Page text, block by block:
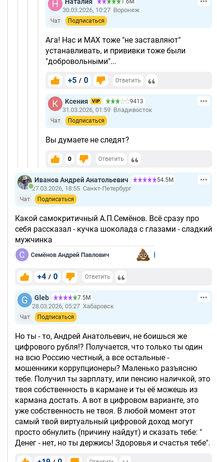
30.03.2026, 10:27 Воронеж
Чат Подписаться
Ага! Нас и МАХ тоже "не заставляют"
устанавливать, и прививки тоже были
"добровольными"...
+5 / 0 Ответить
Ксения VIP 9413
31.03.2026, 01:59 Владивосток
Чат Подписаться
Вы думаете не следят?
0 Ответить
Иванов Андрей Анатольевич 54.5М
27.03.2026, 18:55 Санкт-Петербург
Чат Подписаться
Какой самокритичный А.П.Семёнов. Всё сразу про
себя рассказал - кучка шоколада с глазами - сладкий
мужчинка
+4 / 0 Ответить
Gleb 7.5М
28.03.2026, 05:27 Хабаровск
Чат Подписаться
Но ты - то, Андрей Анатольевич, не боишься же
цифрового рубля!? Получается, что только ты один
на всю Россию честный, а все остальные -
мошенники коррупционеры? Маленько разъясню
тебе. Получил ты зарплату, или пенсию наличкой, это
твоя собственность в кармане и ты её можешь из
кармана достать. А вот в цифровом варианте, это
уже собственность не твоя. В любой момент этот
самый твой виртуальный цифровой доход могут
просто обнулить (причину найдут) и сказать тебе: "
Денег - нет, но ты держись! Здоровья и счастья тебе".